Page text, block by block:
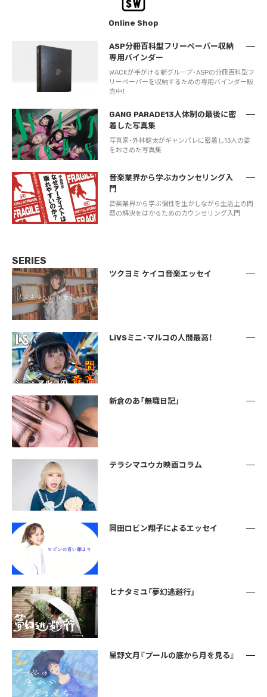
Online Shop
ASP分冊百科型フリーペーパー収納
専用バインダー
WACKが手がける新グループ・ASPの分冊百科型フ
リーペーパーを収納するための専用バインダー販
売中！
GANG PARADE13人体制の最後に密
着した写真集
写真家・外林健太がギャンパレに密着し13人の姿
をおさめた写真集
音楽業界から学ぶカウンセリング入
門
音楽業界から学ぶ個性を生かしながら生活上の問
題の解決をはかるためのカウンセリング入門
SERIES
ツクヨミ ケイコ音楽エッセイ
LiVSミニ・マルコの人間最高！
新倉のあ「無職日記」
テラシマユウカ映画コラム
岡田ロビン翔子によるエッセイ
ヒナタミユ「夢幻逃避行」
星野文月『プールの底から月を見る』